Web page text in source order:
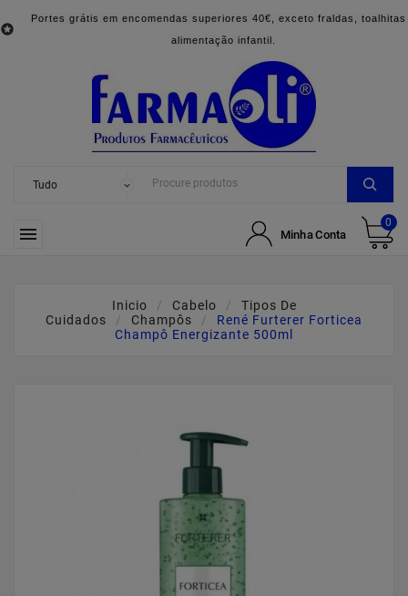

Portes grátis em encomendas superiores 40€, exceto fraldas, toalhitas
alimentação infantil.
 Minha Conta
0
Inicio Cabelo
Tipos De
Cuidados
Champôs
René Furterer Forticea
Champô Energizante 500ml